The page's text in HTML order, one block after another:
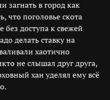
загнать в город как
что поголовье скота
доступа к свежей
делать ставку на
хаотично
не слышал друг друга,
хан уделял ему всё